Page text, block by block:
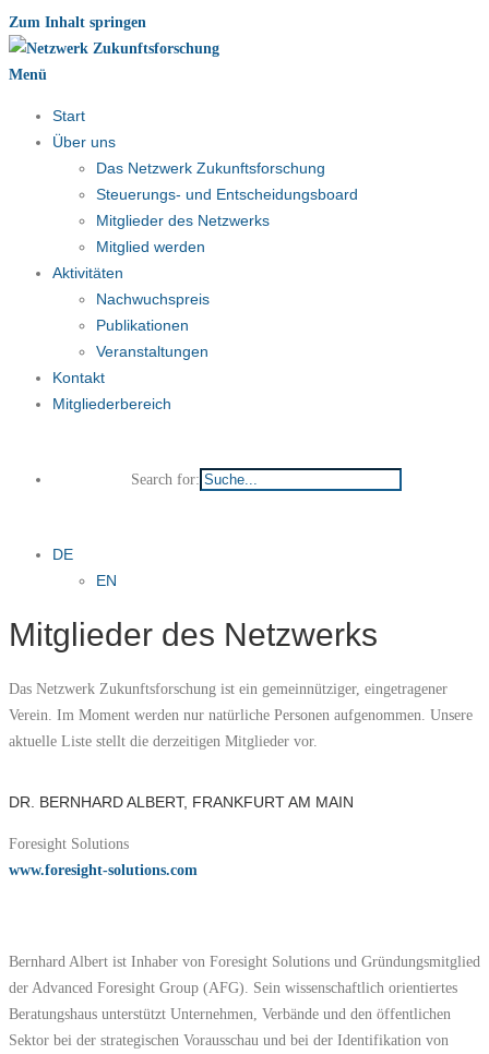
Zum Inhalt springen
Menü
Start
Über uns
Das Netzwerk Zukunftsforschung
Steuerungs- und Entscheidungsboard
Mitglieder des Netzwerks
Mitglied werden
Aktivitäten
Nachwuchspreis
Publikationen
Veranstaltungen
Kontakt
Mitgliederbereich
Search for:
DE
EN
Mitglieder des Netzwerks
Das Netzwerk Zukunftsforschung ist ein gemeinnütziger, eingetragener
Verein. Im Moment werden nur natürliche Personen aufgenommen. Unsere
aktuelle Liste stellt die derzeitigen Mitglieder vor.
DR. BERNHARD ALBERT, FRANKFURT AM MAIN
Foresight Solutions
www.foresight-solutions.com
Bernhard Albert ist Inhaber von Foresight Solutions und Gründungsmitglied
der Advanced Foresight Group (AFG). Sein wissenschaftlich orientiertes
Beratungshaus unterstützt Unternehmen, Verbände und den öffentlichen
Sektor bei der strategischen Vorausschau und bei der Identifikation von